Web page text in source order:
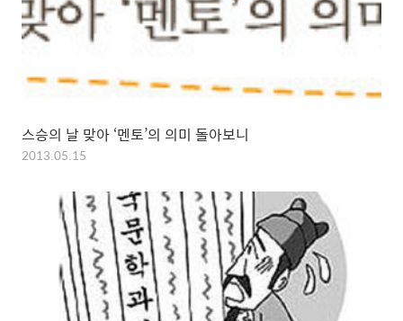
스승의 날 맞아 ‘멘토’의 의미 돌아보니
2013.05.15